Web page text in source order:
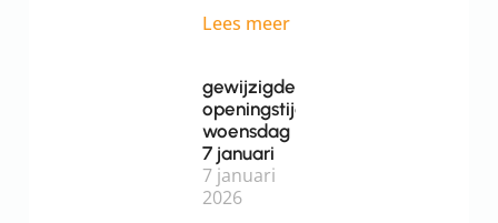
Lees meer
gewijzigde
openingstijden
woensdag
7 januari
7 januari
2026